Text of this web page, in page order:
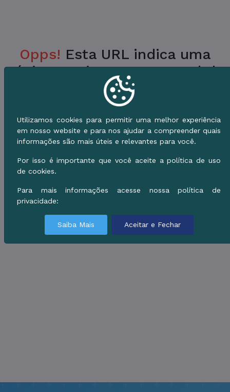
Opps! Esta URL indica uma
Página Inexistente no Portal da
Prefeitura.
Verifique a URL ou vá para o Início e use o
Menu de Serviços.
Utilizamos cookies para permitir uma melhor experiência
em nosso website e para nos ajudar a compreender quais
informações são mais úteis e relevantes para você.
Por isso é importante que você aceite a política de uso
de cookies.
Para mais informações acesse nossa política de
privacidade:
Saiba Mais Aceitar e Fechar